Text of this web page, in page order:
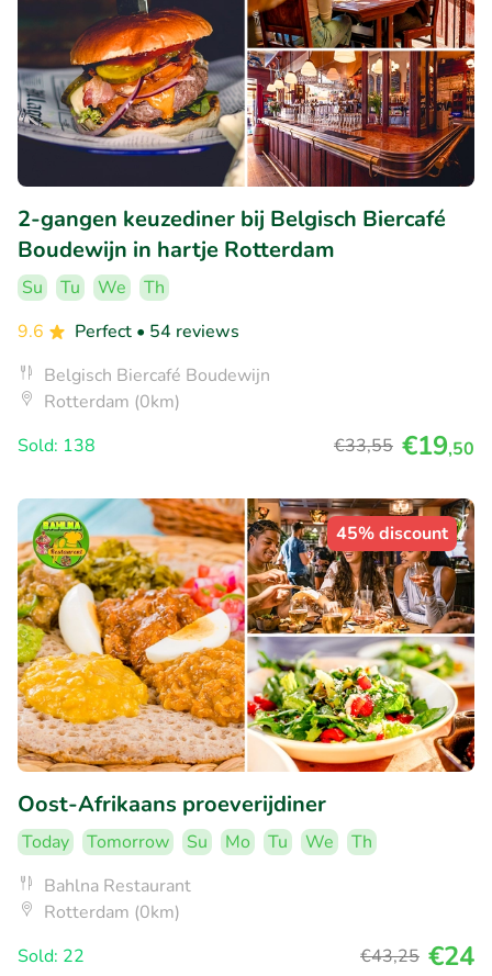
2-gangen keuzediner bij Belgisch Biercafé
Boudewijn in hartje Rotterdam
Su Tu We
Th
9.6
Perfect • 54 reviews
Belgisch Biercafé Boudewijn
Rotterdam (0km)
Sold: 138
€33,55 €19,50
45% discount
Oost-Afrikaans proeverijdiner
Today Tomorrow Su Mo Tu We
Th
Bahlna Restaurant
Rotterdam (0km)
Sold: 22
€43,25 €24